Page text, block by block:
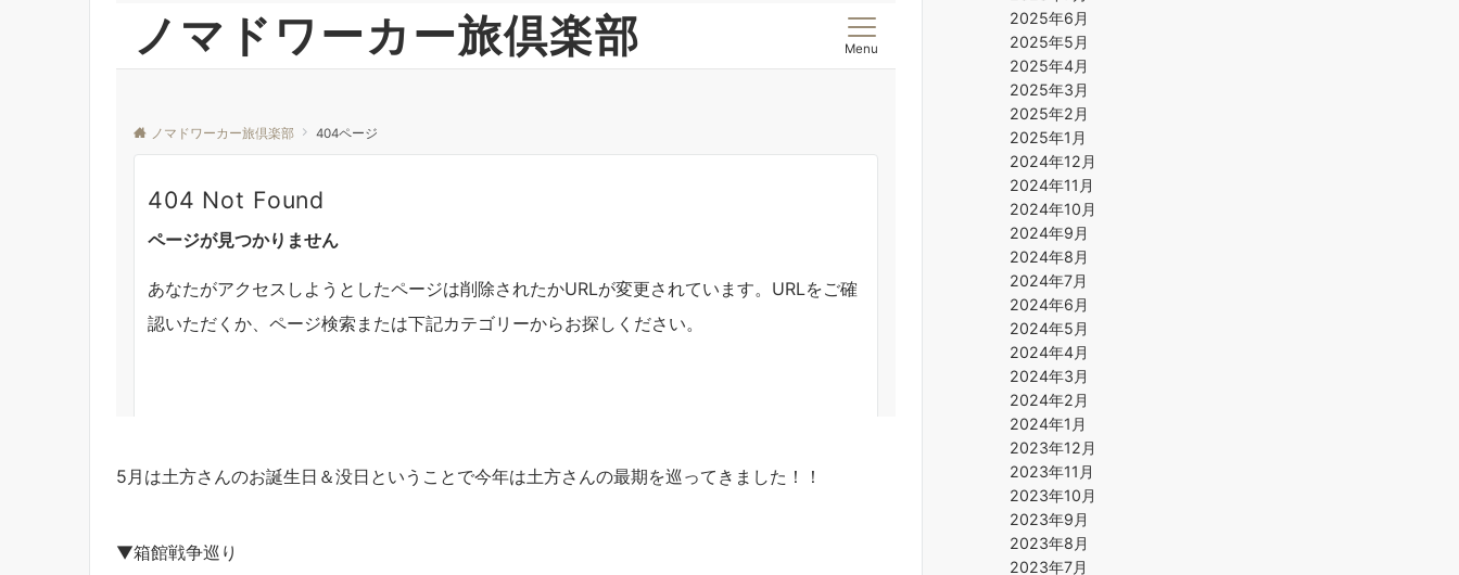
5月は土方さんのお誕生日＆没日ということで今年は土方さんの最期を巡ってきました！！
▼箱館戦争巡り
2025年6月
2025年5月
2025年4月
2025年3月
2025年2月
2025年1月
2024年12月
2024年11月
2024年10月
2024年9月
2024年8月
2024年7月
2024年6月
2024年5月
2024年4月
2024年3月
2024年2月
2024年1月
2023年12月
2023年11月
2023年10月
2023年9月
2023年8月
2023年7月